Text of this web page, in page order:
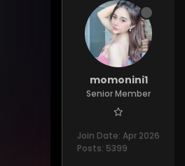
momonini1
Senior Member
Join Date: Apr 2026
Posts: 5399